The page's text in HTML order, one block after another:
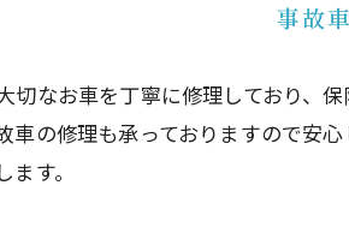
事故
切なお車を丁寧に修理しており、
車の修理も承っておりますので安
す。